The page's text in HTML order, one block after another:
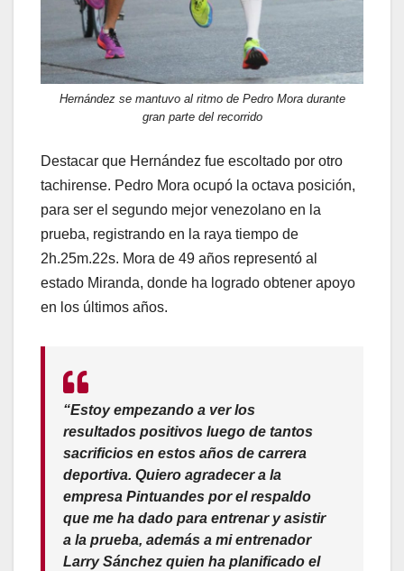
Hernández se mantuvo al ritmo de Pedro Mora durante
gran parte del recorrido
Destacar que Hernández fue escoltado por otro
tachirense. Pedro Mora ocupó la octava posición,
para ser el segundo mejor venezolano en la
prueba, registrando en la raya tiempo de
2h.25m.22s. Mora de 49 años representó al
estado Miranda, donde ha logrado obtener apoyo
en los últimos años.
“Estoy empezando a ver los
resultados positivos luego de tantos
sacrificios en estos años de carrera
deportiva. Quiero agradecer a la
empresa Pintuandes por el respaldo
que me ha dado para entrenar y asistir
a la prueba, además a mi entrenador
Larry Sánchez quien ha planificado el